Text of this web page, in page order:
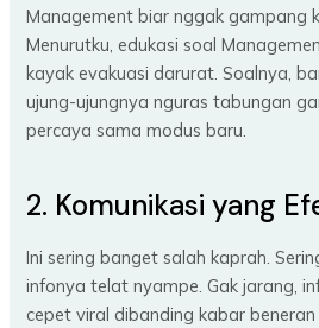
Management biar nggak gampang
Menurutku, edukasi soal
kayak evakuasi darurat. Soalnya,
ujung-ujungnya nguras tabungan
percaya sama modus baru.
2. Komunikasi yang
Ini sering banget salah kaprah.
infonya telat nyampe. Gak jarang,
cepet viral dibanding kabar beneran